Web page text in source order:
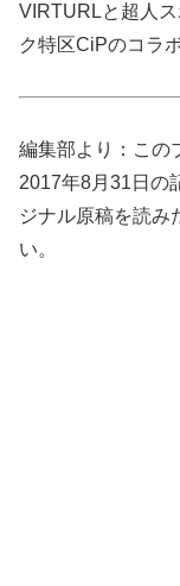
VIRTURLと超人
ク特区CiPのコラ
編集部より：この
2017年8月31日の
ジナル原稿を読み
い。